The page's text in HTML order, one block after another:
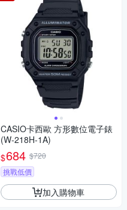
CASIO卡西歐 方形數位電子錶
(W-218H-1A)
$684 $720
挑戰低價
加入購物車